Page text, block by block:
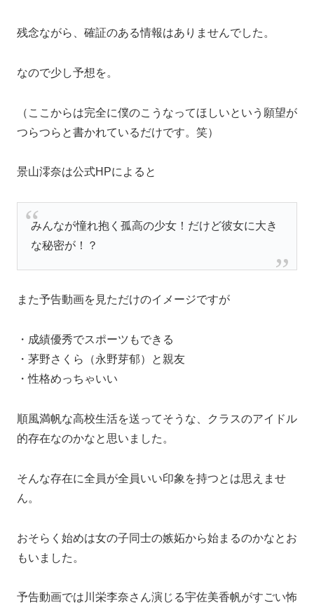
残念ながら、確証のある情報はありませんでした。
なので少し予想を。
（ここからは完全に僕のこうなってほしいという願望が
つらつらと書かれているだけです。笑）
景山澪奈は公式HPによると
みんなが憧れ抱く孤高の少女！だけど彼女に大き
な秘密が！？
また予告動画を見ただけのイメージですが
・成績優秀でスポーツもできる
・茅野さくら（永野芽郁）と親友
・性格めっちゃいい
順風満帆な高校生活を送ってそうな、クラスのアイドル
的存在なのかなと思いました。
そんな存在に全員が全員いい印象を持つとは思えませ
ん。
おそらく始めは女の子同士の嫉妬から始まるのかなとお
もいました。
予告動画では川栄李奈さん演じる宇佐美香帆がすごい怖